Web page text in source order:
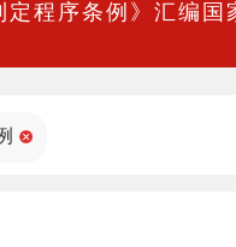
定程序条例》汇编